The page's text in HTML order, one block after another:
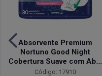
Absorvente Premium
Nortuno Good Night
Cobertura Suave com Ab...
Código: 17910